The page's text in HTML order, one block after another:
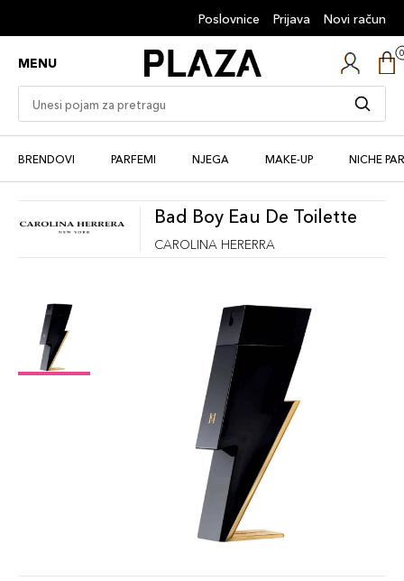
Poslovnice Prijava Novi račun
MENU
BRENDOVI PARFEMI NJEGA MAKE-UP NICHE
Bad Boy Eau De Toilette
CAROLINA HERERRA